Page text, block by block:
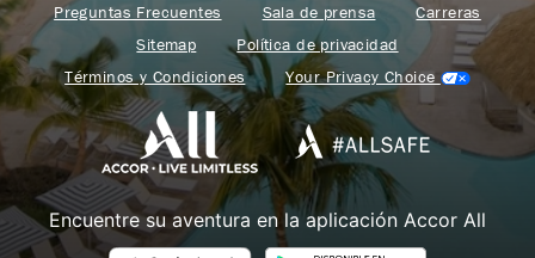
Preguntas Frecuentes
Sala de prensa
Carreras
Sitemap
Política de privacidad
Términos y Condiciones
Your Privacy Choice
Encuentre su aventura en la aplicación Accor All